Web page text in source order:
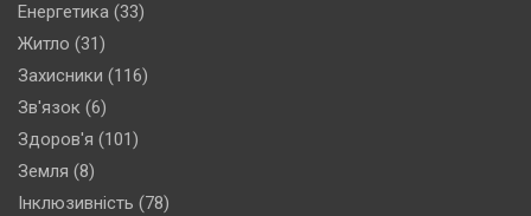
Енергетика (33)
Житло (31)
Захисники (116)
Зв'язок (6)
Здоров'я (101)
Земля (8)
Інклюзивність (78)